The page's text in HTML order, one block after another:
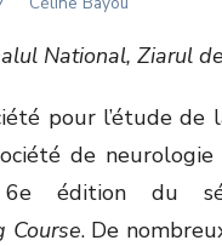
National, Ziarul
pour l’étude de
de neurologie
édition du
Course. De